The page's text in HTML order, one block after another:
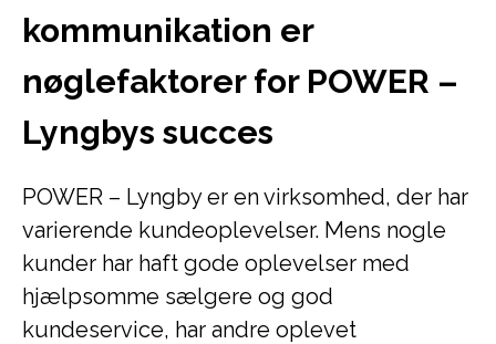
kommunikation er
nøglefaktorer for POWER –
Lyngbys succes
POWER – Lyngby er en virksomhed, der har
varierende kundeoplevelser. Mens nogle
kunder har haft gode oplevelser med
hjælpsomme sælgere og god
kundeservice, har andre oplevet